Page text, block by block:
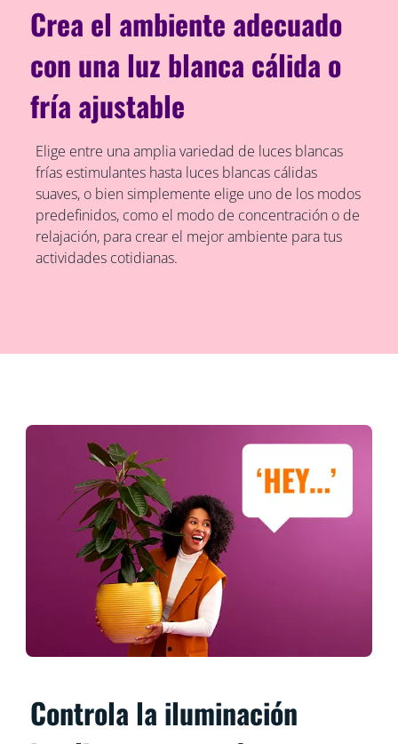
Crea el ambiente adecuado
con una luz blanca cálida o
fría ajustable
Elige entre una amplia variedad de luces blancas
frías estimulantes hasta luces blancas cálidas
suaves, o bien simplemente elige uno de los modos
predefinidos, como el modo de concentración o de
relajación, para crear el mejor ambiente para tus
actividades cotidianas.
Controla la iluminación